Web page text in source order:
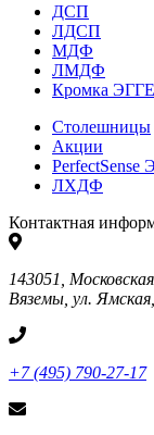
ДСП
ЛДСП
МДФ
ЛМДФ
Кромка
Столешницы
Акции
PerfectSense
ЛХДФ
Контактная
143051,
Вяземы, ул.
+7 (495) 790-27-17